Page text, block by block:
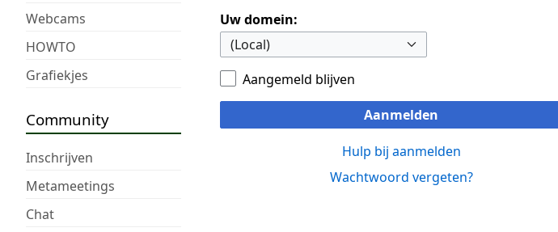
Webcams
HOWTO
Grafiekjes
Community
Inschrijven
Metameetings
Chat
Uw domein:
Aangemeld blijven
Aanmelden
Hulp bij aanmelden
Wachtwoord vergeten?